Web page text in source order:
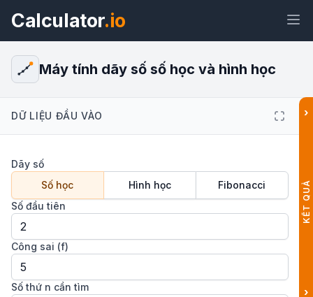
Calculator.io
và hình học Tiện ích
Máy tính dãy số số học và hình học
DỮ LIỆU ĐẦU VÀO
Dãy số
Số học
Hình học
Fibonacci
Số đầu tiên
Công sai (f)
Số thứ n cần tìm
›
KẾT QUẢ
›